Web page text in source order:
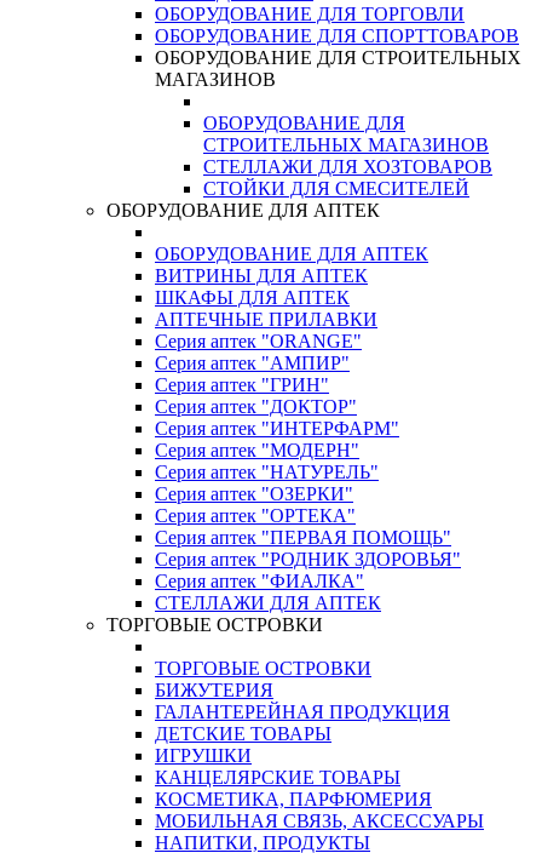
ОБОРУДОВАНИЕ ДЛЯ ТОРГОВЛИ
ОБОРУДОВАНИЕ ДЛЯ СПОРТТОВАРОВ
ОБОРУДОВАНИЕ ДЛЯ СТРОИТЕЛЬНЫХ
МАГАЗИНОВ
ОБОРУДОВАНИЕ ДЛЯ
СТРОИТЕЛЬНЫХ МАГАЗИНОВ
СТЕЛЛАЖИ ДЛЯ ХОЗТОВАРОВ
СТОЙКИ ДЛЯ СМЕСИТЕЛЕЙ
ОБОРУДОВАНИЕ ДЛЯ АПТЕК
ОБОРУДОВАНИЕ ДЛЯ АПТЕК
ВИТРИНЫ ДЛЯ АПТЕК
ШКАФЫ ДЛЯ АПТЕК
АПТЕЧНЫЕ ПРИЛАВКИ
Серия аптек "ORANGE"
Серия аптек "АМПИР"
Серия аптек "ГРИН"
Серия аптек "ДОКТОР"
Серия аптек "ИНТЕРФАРМ"
Серия аптек "МОДЕРН"
Серия аптек "НАТУРЕЛЬ"
Серия аптек "ОЗЕРКИ"
Серия аптек "ОРТЕКА"
Серия аптек "ПЕРВАЯ ПОМОЩЬ"
Серия аптек "РОДНИК ЗДОРОВЬЯ"
Серия аптек "ФИАЛКА"
СТЕЛЛАЖИ ДЛЯ АПТЕК
ТОРГОВЫЕ ОСТРОВКИ
ТОРГОВЫЕ ОСТРОВКИ
БИЖУТЕРИЯ
ГАЛАНТЕРЕЙНАЯ ПРОДУКЦИЯ
ДЕТСКИЕ ТОВАРЫ
ИГРУШКИ
КАНЦЕЛЯРСКИЕ ТОВАРЫ
КОСМЕТИКА, ПАРФЮМЕРИЯ
МОБИЛЬНАЯ СВЯЗЬ, АКСЕССУАРЫ
НАПИТКИ, ПРОДУКТЫ